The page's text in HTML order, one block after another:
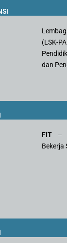
(LSK-
dan
FIT –
Bekerja